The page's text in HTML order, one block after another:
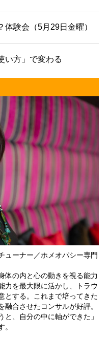
体験会（5月29日金曜）
い方」で変わる
ューナー／ホメオパシー専門
体の内と心の動きを視る能力
力を最大限に活かし、トラウ
とする。これまで培ってきた
合させたコンサルが好評。
と、自分の中に軸ができた」
。